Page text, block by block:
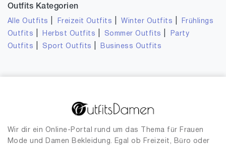
Outfits Kategorien
Alle Outfits Freizeit Outfits |Winter Outfits
Frühlings
Outfits
Herbst Outfits Sommer Outfits
Party
Outfits
Sport Outfits Business Outfits
Wir dir ein Online-Portal rund um das Thema für Frauen
Mode und Damen Bekleidung. Egal ob Freizeit, Büro oder